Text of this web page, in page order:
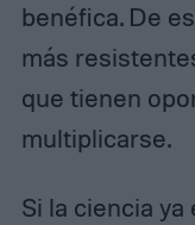
benéfica. De
más
que tienen
multiplicarse.
Si la ciencia